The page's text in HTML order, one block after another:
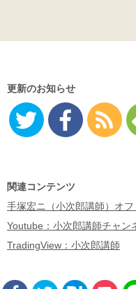
更新のお知らせ
関連コンテンツ
手塚宏ニ（小次郎講師）オフ
Youtube：小次郎講師チャン
TradingView：小次郎講師